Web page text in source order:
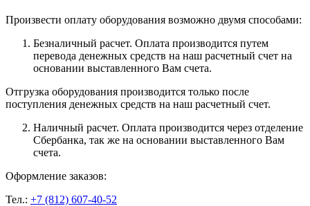
Произвести оплату оборудования возможно двумя способами:
Безналичный расчет. Оплата производится путем
перевода денежных средств на наш расчетный счет на
основании выставленного Вам счета.
Отгрузка оборудования производится только после
поступления денежных средств на наш расчетный счет.
Наличный расчет. Оплата производится через отделение
Сбербанка, так же на основании выставленного Вам
счета.
Оформление заказов:
Тел.: +7 (812) 607-40-52